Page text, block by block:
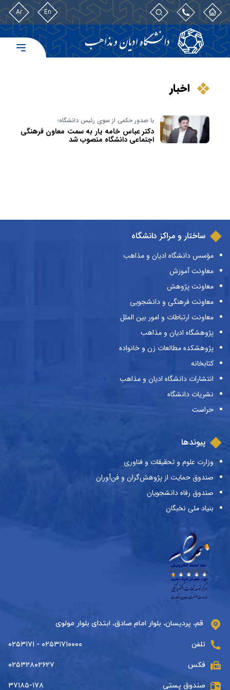
En
Ar
اخبار
با صدور حکمی از سوی رئیس دانشگاه؛
دکتر عباس خامه یار به سمت معاون فرهنگی
اجتماعی دانشگاه منصوب شد
ساختار و مراکز دانشگاه
مؤسس دانشگاه ادیان و مذاهب
معاونت آموزش
معاونت پژوهش
معاونت فرهنگی و دانشجویی
معاونت ارتباطات و امور بین الملل
پژوهشگاه ادیان و مذاهب
پژوهشکده مطالعات زن و خانواده
کتابخانه
انتشارات دانشگاه ادیان و مذاهب
نشریات دانشگاه
حراست
پیوندها
وزارت علوم و تحقیقات و فناوری
صندوق حمایت از پژوهش‌گران و فن‌آوران
صندوق رفاه دانشجویان
بنیاد ملی نخبگان
قم، پردیسان، بلوار امام صادق، ابتدای بلوار مولوی
تلفن ۰۲۵۳۱۷۱۰۰۰۰ - ۰۲۵۳۱۷۱
فکس ۰۲۵۳۲۸۰۲۶۲۷
صندوق پستی ۳۷۱۸۵-۱۷۸